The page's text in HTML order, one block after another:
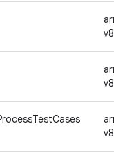
v8a
v8a
v8a